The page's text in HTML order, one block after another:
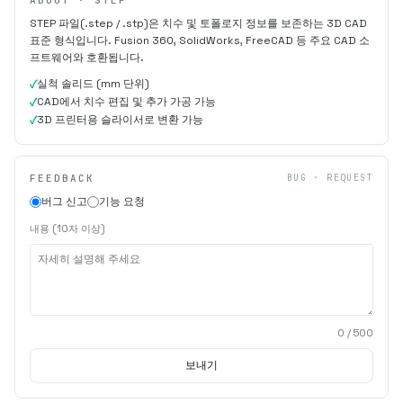
STEP 파일(.step / .stp)은 치수 및 토폴로지 정보를 보존하는 3D CAD
표준 형식입니다. Fusion 360, SolidWorks, FreeCAD 등 주요 CAD 소
프트웨어와 호환됩니다.
실척 솔리드 (mm 단위)
CAD에서 치수 편집 및 추가 가공 가능
3D 프린터용 슬라이서로 변환 가능
FEEDBACK BUG · REQUEST
버그 신고 기능 요청
내용 (10자 이상)
0 / 500
보내기